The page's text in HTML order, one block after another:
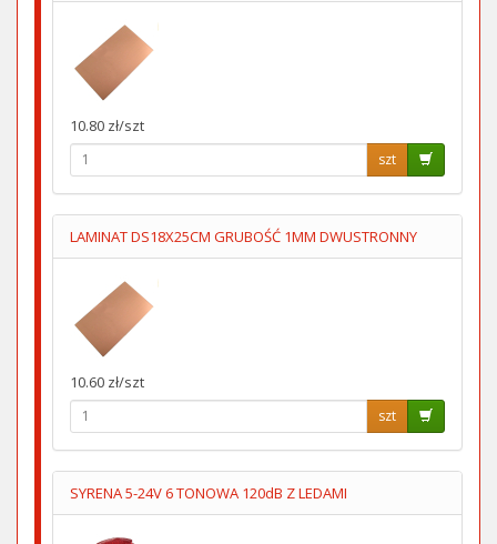
10.80 zł/szt
szt
LAMINAT DS18X25CM GRUBOŚĆ 1MM DWUSTRONNY
10.60 zł/szt
szt
SYRENA 5-24V 6 TONOWA 120dB Z LEDAMI